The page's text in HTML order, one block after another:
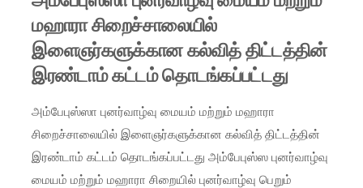
மஹாரா சிறைச்சாலையில்
இளைஞர்களுக்கான கல்வித் திட்டத்தின்
இரண்டாம் கட்டம் தொடங்கப்பட்டது
அம்பேபுஸ்ஸா புனர்வாழ்வு மையம் மற்றும் மஹாரா
சிறைச்சாலையில் இளைஞர்களுக்கான கல்வித் திட்டத்தின்
இரண்டாம் கட்டம் தொடங்கப்பட்டது அம்பேபுஸ்ஸ புனர்வாழ்வு
மையம் மற்றும் மஹாரா சிறையில் புனர்வாழ்வு பெறும்